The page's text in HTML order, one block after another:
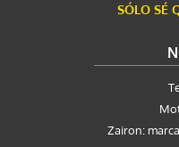
SÓLO SÉ
Zairon: